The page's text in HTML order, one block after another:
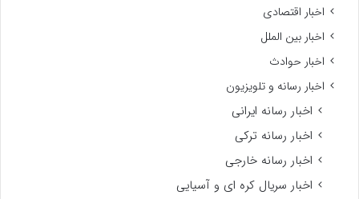
اخبار اقتصادی
اخبار بین الملل
اخبار حوادث
اخبار رسانه و تلویزیون
اخبار رسانه ایرانی
اخبار رسانه ترکی
اخبار رسانه خارجی
اخبار سریال کره ای و آسیایی